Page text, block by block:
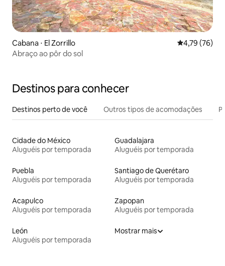
Cabana ⋅ El Zorrillo 4,79 de uma
4,79 (76)
Abraço ao pôr do sol
Destinos para conhecer
Destinos perto de você Outros tipos de acomodações
Cidade do México
Aluguéis por temporada
Guadalajara
Aluguéis por temporada
Puebla
Aluguéis por temporada
Santiago de Querétaro
Aluguéis por temporada
Acapulco
Aluguéis por temporada
Zapopan
Aluguéis por temporada
León
Aluguéis por temporada
Mostrar mais